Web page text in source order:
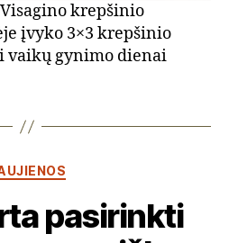
krepšinio
įvyko 3×3 krepšinio
vaikų gynimo dienai
Kategorijos
pasirinkti